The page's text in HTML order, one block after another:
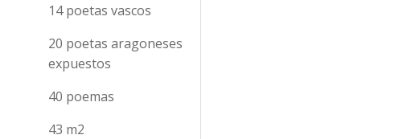
14 poetas vascos
20 poetas aragoneses
expuestos
40 poemas
43 m2